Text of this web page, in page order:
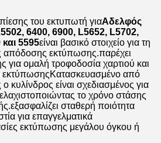
του εκτυπωτή γιαΑδελφός
6400, 6900, L5652, L5702,
5595είναι βασικό στοιχείο για τη
απόδοσης εκτύπωσης.παρέχει
για ομαλή τροφοδοσία χαρτιού και
εκτύπωσηςΚατασκευασμένο από
κυλίνδρος είναι σχεδιασμένος για
το χρόνο στάσης
σταθερή ποιότητα
για επαγγελματικά
εκτύπωσης μεγάλου όγκου ή